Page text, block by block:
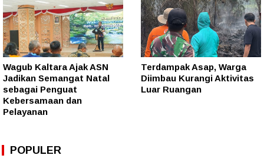
Wagub Kaltara Ajak ASN
Jadikan Semangat Natal
sebagai Penguat
Kebersamaan dan
Pelayanan
Terdampak Asap, Warga
Diimbau Kurangi Aktivitas
Luar Ruangan
POPULER